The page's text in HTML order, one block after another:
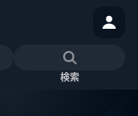
検索